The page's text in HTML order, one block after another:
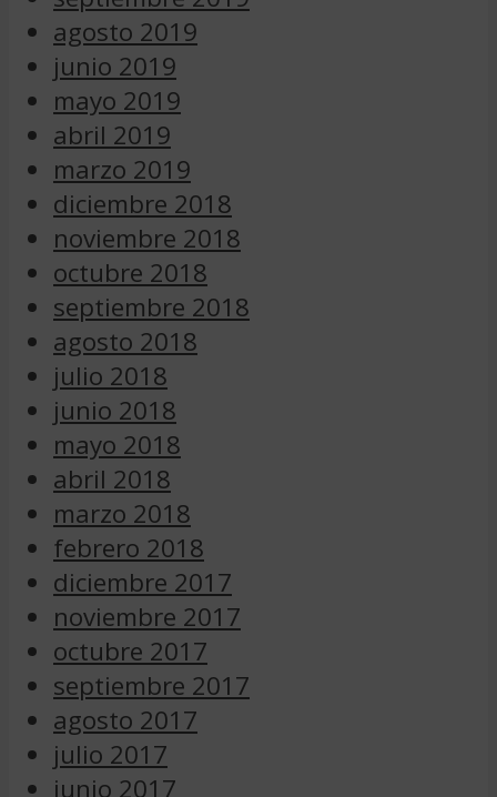
agosto 2019
junio 2019
mayo 2019
abril 2019
marzo 2019
diciembre 2018
noviembre 2018
octubre 2018
septiembre 2018
agosto 2018
julio 2018
junio 2018
mayo 2018
abril 2018
marzo 2018
febrero 2018
diciembre 2017
noviembre 2017
octubre 2017
septiembre 2017
agosto 2017
julio 2017
junio 2017